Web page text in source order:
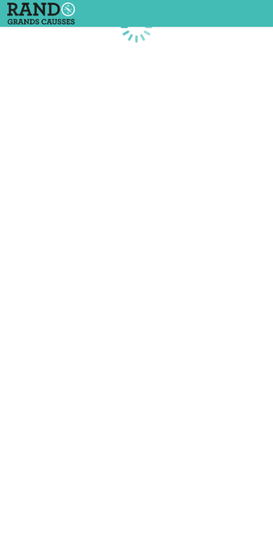
Chargement